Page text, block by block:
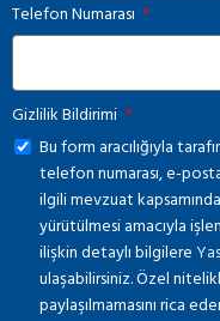
Telefon Numarası
Gizlilik Bildirimi
Bu form aracılığıyla
telefon numarası, e-
ilgili mevzuat
yürütülmesi amacıyla
ilişkin detaylı bilgilere
ulaşabilirsiniz. Özel
paylaşılmamasını rica